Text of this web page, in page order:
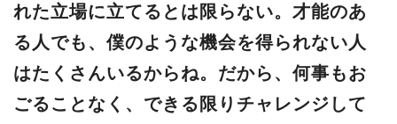
れた⽴場に⽴てるとは限らない。才能のあ
る⼈でも、僕のような機会を得られない⼈
はたくさんいるからね。だから、何事もお
ごることなく、できる限りチャレンジして